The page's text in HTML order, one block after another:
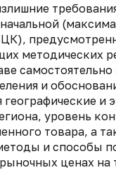
методических
и
географические и
уровень
товара, а
и способы
ценах на